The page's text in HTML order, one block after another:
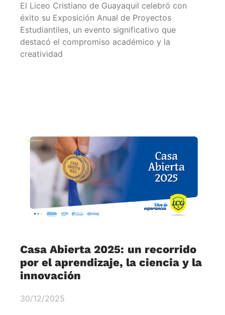
El Liceo Cristiano de Guayaquil celebró con
éxito su Exposición Anual de Proyectos
Estudiantiles, un evento significativo que
destacó el compromiso académico y la
creatividad
Casa Abierta 2025: un recorrido
por el aprendizaje, la ciencia y la
innovación
30/12/2025